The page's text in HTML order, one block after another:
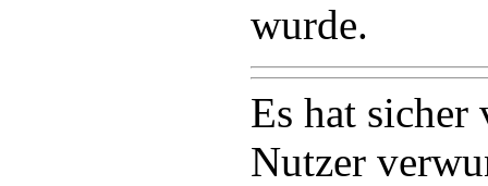
wurde.
Es hat
Nutzer